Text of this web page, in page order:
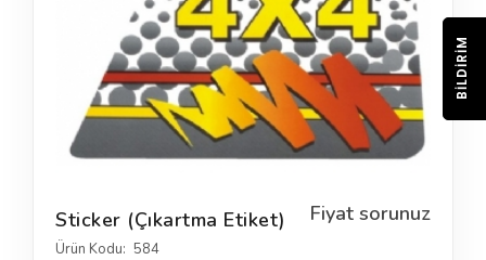
Fiyat sorunuz
Sticker (Çıkartma Etiket)
Ürün Kodu: 584
BILDIRIM